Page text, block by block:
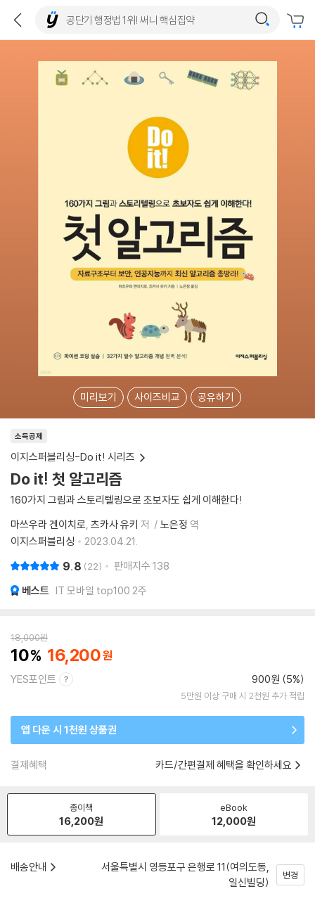
미리보기 사이즈비교 공유하기
소득공제
이지스퍼블리싱-Do it! 시리즈
Do it! 첫 알고리즘
160가지 그림과 스토리텔링으로 초보자도 쉽게 이해한다!
마쓰우라 겐이치로 츠카사 유키 저 노은정 역
이지스퍼블리싱
2023.04.21.
9.8 22 판매지수 138
베스트 IT 모바일 top100 2주
18,000원
10 16,200
YES포인트 900원 (5%)
5만원 이상 구매 시 2천원 추가 적립
앱 다운 시 1천원 상품권
결제혜택 카드/간편결제 혜택을 확인하세요
종이책
16,200원
eBook
12,000원
배송안내
서울특별시 영등포구 은행로 11(여의도동,
일신빌딩)
변경